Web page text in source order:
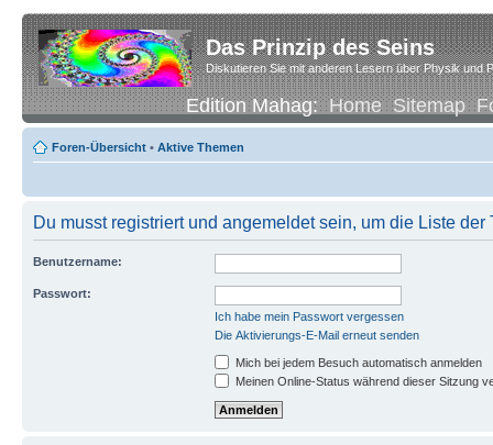
Das Prinzip des Seins
Diskutieren Sie mit anderen Lesern über Physik und
Edition Mahag:Home Sitemap
Foren-Übersicht • Aktive Themen
Du musst registriert und angemeldet sein, um die Liste
Benutzername:
Passwort:
Ich habe mein Passwort vergessen
Die Aktivierungs-E-Mail erneut senden
Mich bei jedem Besuch automatisch anmelden
Meinen Online-Status während dieser Sitzung